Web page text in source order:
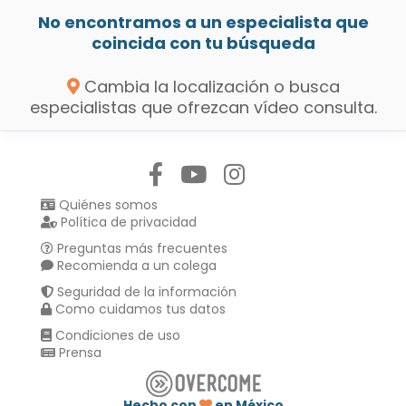
No encontramos a un especialista que
coincida con tu búsqueda
Cambia la localización o busca
especialistas que ofrezcan vídeo consulta.
Quiénes somos
Política de privacidad
Preguntas más frecuentes
Recomienda a un colega
Seguridad de la información
Como cuidamos tus datos
Condiciones de uso
Prensa